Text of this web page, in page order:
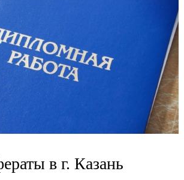
в г. Казань